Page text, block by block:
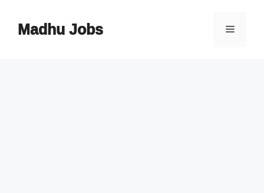
contentMadhu Jobs Menu